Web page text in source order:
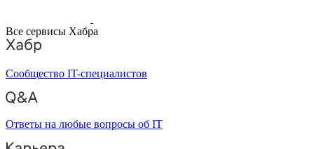
Все сервисы Хабра
Сообщество IT-специалистов
Ответы на любые вопросы об IT